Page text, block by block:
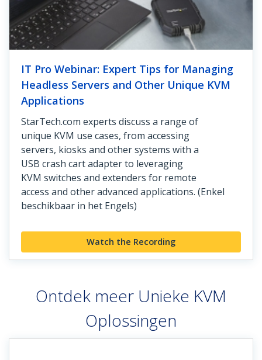
IT Pro Webinar: Expert Tips for Managing
Headless Servers and Other Unique KVM
Applications
StarTech.com experts discuss a range of
unique KVM use cases, from accessing
servers, kiosks and other systems with a
USB crash cart adapter to leveraging
KVM switches and extenders for remote
access and other advanced applications. (Enkel
beschikbaar in het Engels)
Watch the Recording
Ontdek meer Unieke KVM
Oplossingen